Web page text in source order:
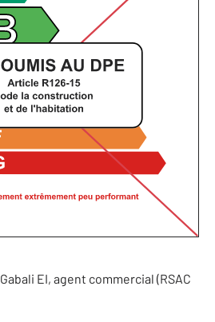
Gabali EI, agent commercial (RSAC